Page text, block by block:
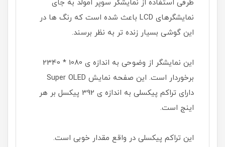
طرفی استفاده از نمایشگر سوپر امولد به جای
نمایشگر­­های LCD باعث شده است که رنگ ­ها در
این گوشی بسیار زنده ­تر به نظر برسند.
این نمایشگر از وضوحی به اندازه­ ی 1080 * 2340
برخوردار است. این صفحه نمایش Super OLED
دارای تراکم پیکسلی به اندازه ی 392 پیکسل بر هر
اینج است.
این تراکم پیکسلی در واقع مقدار خوبی است.